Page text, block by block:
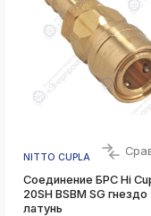
NITTO CUPLA
Соединение БРС Hi
20SH BSBM SG гнездо
латунь